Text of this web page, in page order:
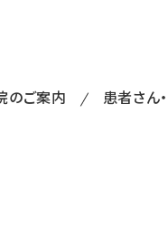
のご案内 患者さん